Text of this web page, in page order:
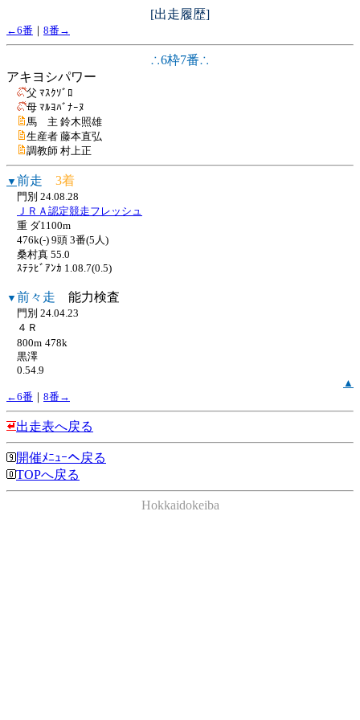
[出走履歴]
←6番 ｜ 8番→
∴6枠7番∴
アキヨシパワー
父 ﾏｽｸｿﾞﾛ
母 ﾏﾙﾖﾊﾞﾅｰﾇ
馬 主 鈴木照雄
生産者 藤本直弘
調教師 村上正
▼ 前走 3着
門別 24.08.28
ＪＲＡ認定競走フレッシュ
重 ダ1100m
476k(-) 9頭 3番(5人)
桑村真 55.0
ｽﾃﾗﾋﾞｱﾝｶ 1.08.7(0.5)
▼ 前々走 能力検査
門別 24.04.23
４Ｒ
800m 478k
黒澤
0.54.9
▲
←6番 ｜ 8番→
出走表へ戻る
開催ﾒﾆｭｰへ戻る
TOPへ戻る
Hokkaidokeiba